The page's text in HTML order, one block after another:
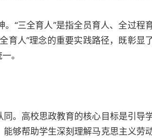
“三全育人”是指全员育人、全过程
育人”理念的重要实践路径，既彰显
。
。高校思政教育的核心目标是引导
够帮助学生深刻理解马克思主义劳